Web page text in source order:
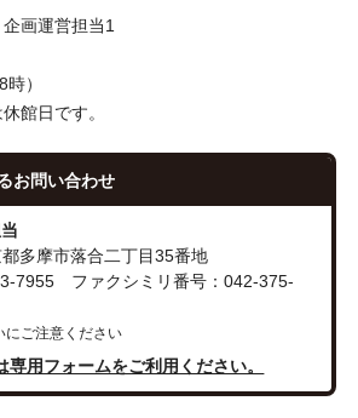
画運営担当1
）
館日です。
お問い合わせ
多摩市落合二丁目35番地
7955 ファクシミリ番号：042-375-
にご注意ください
専用フォームをご利用ください。